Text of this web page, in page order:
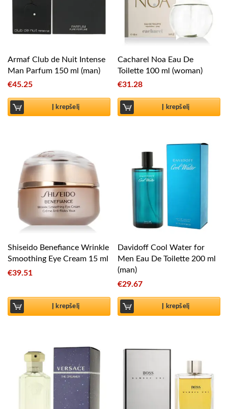
Armaf Club de Nuit Intense
Man Parfum 150 ml (man)
€45.25
Į krepšelį
Cacharel Noa Eau De
Toilette 100 ml (woman)
€31.28
Į krepšelį
Shiseido Benefiance Wrinkle
Smoothing Eye Cream 15 ml
€39.51
Į krepšelį
Davidoff Cool Water for
Men Eau De Toilette 200 ml
(man)
€29.67
Į krepšelį